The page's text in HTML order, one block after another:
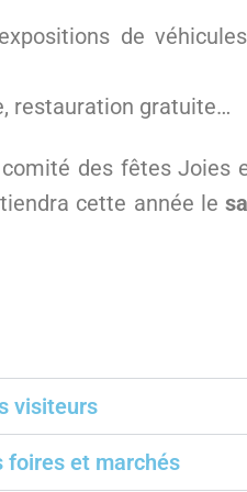
de
restauration gratuite…
des fêtes Joies
cette année le
visiteurs
foires et marchés